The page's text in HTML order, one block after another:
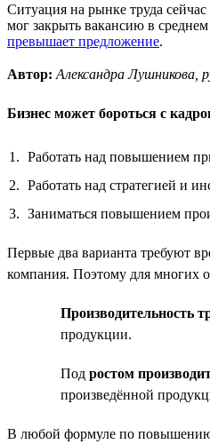
Ситуация на рынке труда
мог закрыть вакансию в
превышает предложение.
Автор: Александра Лушникова,
Бизнес может бороться с
Работать над повышением
Работать над стратегией и
Заниматься повышением
Первые два варианта требуют
компания. Поэтому для многих
Производительность
продукции.
Под ростом
произведённой
В любой формуле по повышению